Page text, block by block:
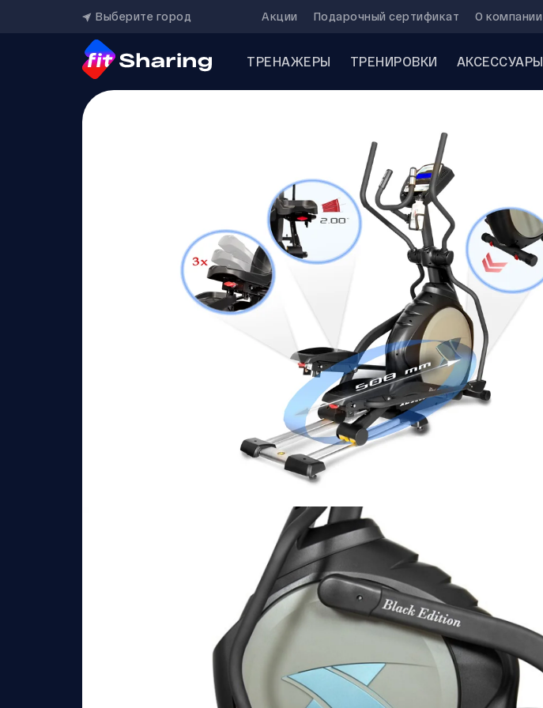
Выберите город Акции Подарочный сертификат О компании
ТРЕНАЖЕРЫ ТРЕНИРОВКИ АКСЕССУАРЫ